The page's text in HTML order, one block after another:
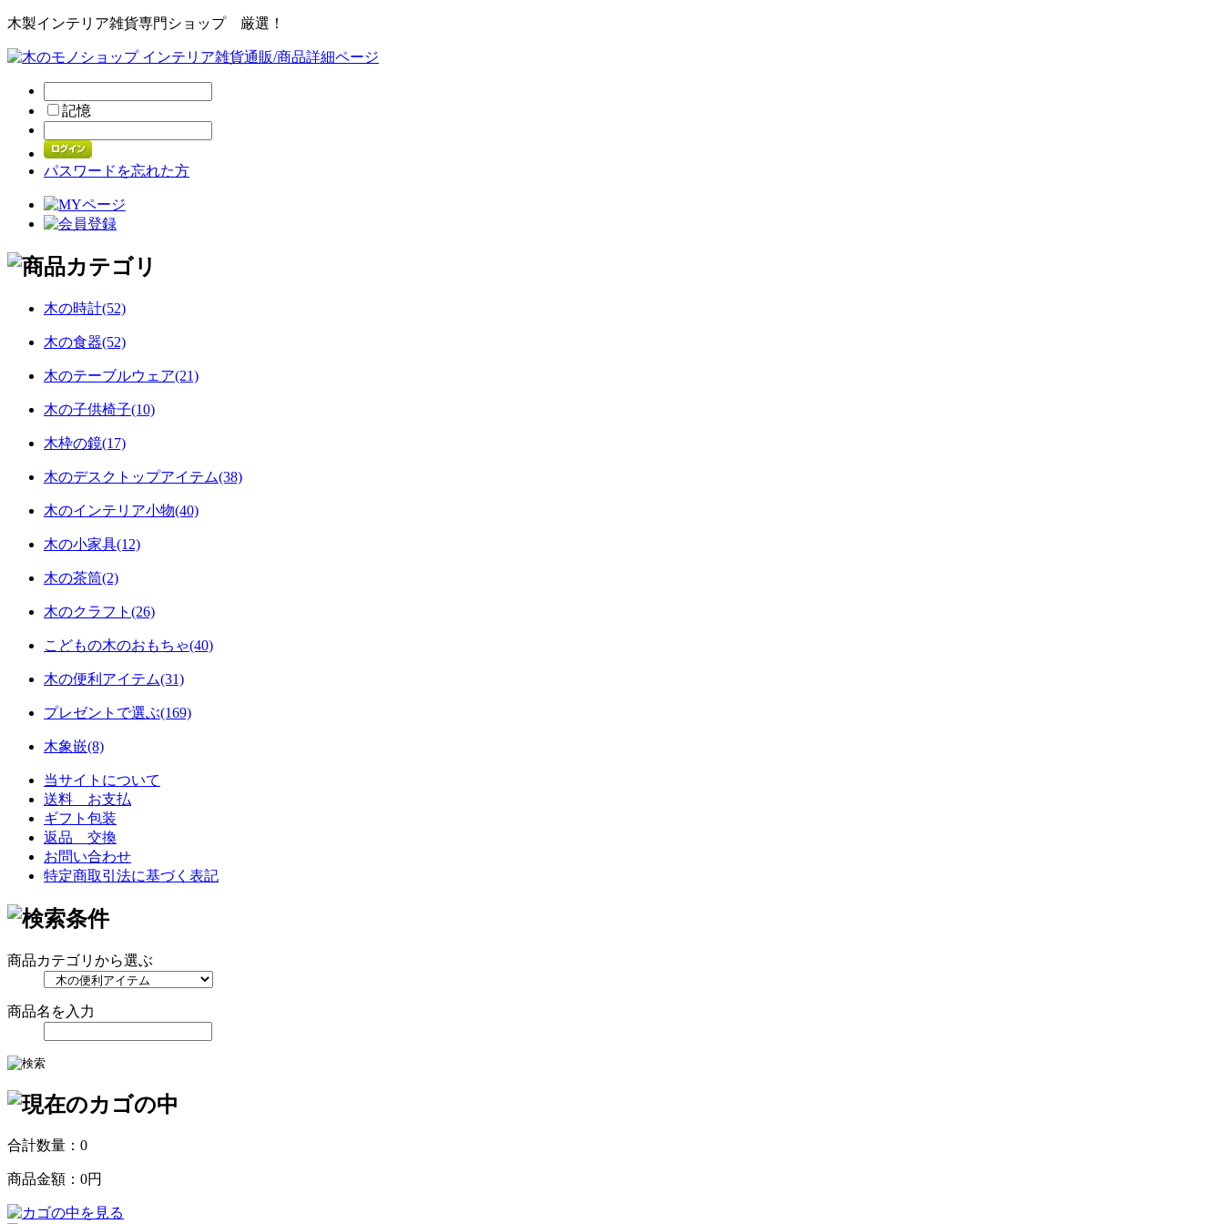
木製インテリア雑貨専門ショップ 厳選！
記憶
パスワードを忘れた方
木の時計(52)
木の食器(52)
木のテーブルウェア(21)
木の子供椅子(10)
木枠の鏡(17)
木のデスクトップアイテム(38)
木のインテリア小物(40)
木の小家具(12)
木の茶筒(2)
木のクラフト(26)
こどもの木のおもちゃ(40)
木の便利アイテム(31)
プレゼントで選ぶ(169)
木象嵌(8)
当サイトについて
送料 お支払
ギフト包装
返品 交換
お問い合わせ
特定商取引法に基づく表記
商品カテゴリから選ぶ
商品名を入力
合計数量： 0
商品金額： 0円